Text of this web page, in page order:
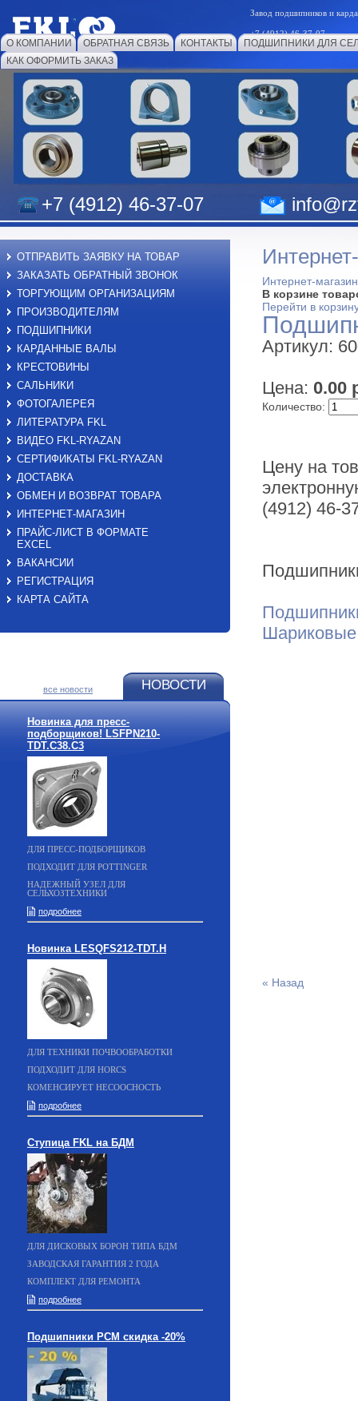
Завод подшипников и
+7 (4912) 46-37-07
О КОМПАНИИ ОБРАТНАЯ СВЯЗЬ КОНТАКТЫ
ПОДШИПНИКИ ДЛЯ
КАК ОФОРМИТЬ ЗАКАЗ
+7 (4912) 46-37-07
Интернет-магазин
В корзине
Перейти в
Артикул:
Цена: 0.00
Количество:
Цену на
(4912) 46-
Шариковые
« Назад
ОТПРАВИТЬ ЗАЯВКУ НА ТОВАР
ЗАКАЗАТЬ ОБРАТНЫЙ ЗВОНОК
ТОРГУЮЩИМ ОРГАНИЗАЦИЯМ
ПРОИЗВОДИТЕЛЯМ
ПОДШИПНИКИ
КАРДАННЫЕ ВАЛЫ
КРЕСТОВИНЫ
САЛЬНИКИ
ФОТОГАЛЕРЕЯ
ЛИТЕРАТУРА FKL
ВИДЕО FKL-RYAZAN
СЕРТИФИКАТЫ FKL-RYAZAN
ДОСТАВКА
ОБМЕН И ВОЗВРАТ ТОВАРА
ИНТЕРНЕТ-МАГАЗИН
ПРАЙС-ЛИСТ В ФОРМАТЕ
EXСEL
ВАКАНСИИ
РЕГИСТРАЦИЯ
КАРТА САЙТА
НОВОСТИ
все новости
Новинка для пресс-
подборщиков! LSFPN210-
TDT.C38.C3
ДЛЯ ПРЕСС-ПОДБОРЩИКОВ
ПОДХОДИТ ДЛЯ POTTINGER
НАДЕЖНЫЙ УЗЕЛ ДЛЯ
СЕЛЬХОЗТЕХНИКИ
подробнее
Новинка LESQFS212-TDT.H
ДЛЯ ТЕХНИКИ ПОЧВООБРАБОТКИ
ПОДХОДИТ ДЛЯ HORCS
КОМЕНСИРУЕТ НЕСООСНОСТЬ
подробнее
Ступица FKL на БДМ
ДЛЯ ДИСКОВЫХ БОРОН ТИПА БДМ
ЗАВОДСКАЯ ГАРАНТИЯ 2 ГОДА
КОМПЛЕКТ ДЛЯ РЕМОНТА
подробнее
Подшипники РСМ скидка -20%